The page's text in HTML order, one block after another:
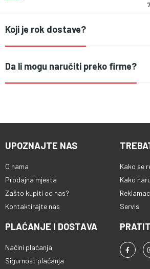
Koji je rok dostave?
Da li mogu naručiti preko firme?
UPOZNAJTE NAS
O nama
Prodajna mjesta
Zašto kupiti od nas?
Kontaktirajte nas
Kako se
Kako
Servis
PLAĆANJE I DOSTAVA
Načini plaćanja
Sigurnost plaćanja